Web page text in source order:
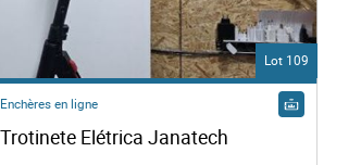
Lot 109
Enchères en ligne